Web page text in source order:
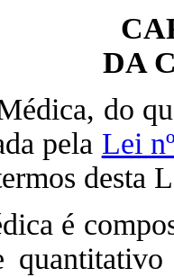
DA
do
pela Lei
desta
é